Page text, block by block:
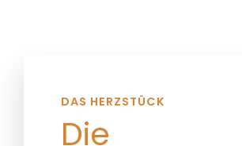
DAS HERZSTÜCK
Die